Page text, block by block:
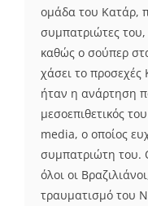
ομάδα του Κατάρ,
συμπατριώτες
καθώς ο σούπερ
χάσει το προσεχές
ήταν η ανάρτηση
μεσοεπιθετικός
media, ο οποίος
συμπατριώτη του.
όλοι οι
τραυματισμό του